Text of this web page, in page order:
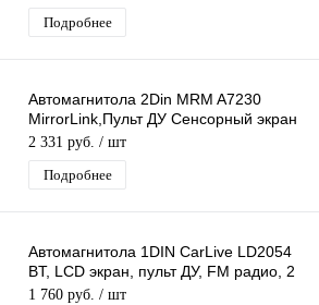
Подробнее
Автомагнитола 2Din MRM A7230
MirrorLink,Пульт ДУ Сенсорный экран
7" FM радио,Bluetooth,USB, В/камера
2 331 руб. / шт
Подробнее
Автомагнитола 1DIN CarLive LD2054
BT, LCD экран, пульт ДУ, FM радио, 2
USB разъема, TF, ICO, 4RCA
1 760 руб. / шт